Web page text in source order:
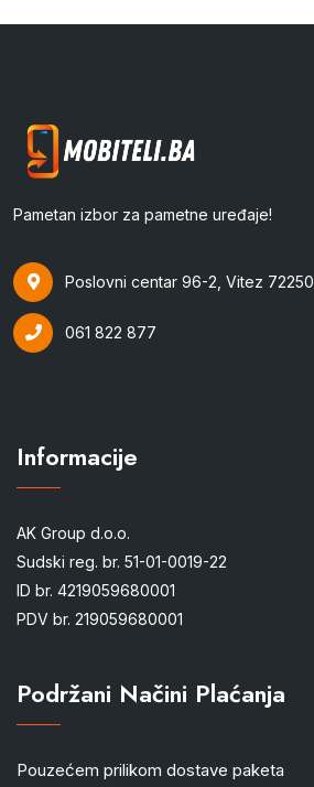
Pametan izbor za pametne uređaje!
Poslovni centar 96-2, Vitez 72250
061 822 877
Informacije
AK Group d.o.o.
Sudski reg. br. 51-01-0019-22
ID br. 4219059680001
PDV br. 219059680001
Podržani Načini Plaćanja
Pouzećem prilikom dostave paketa